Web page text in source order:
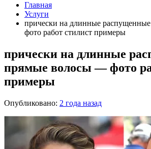
Главная
Услуги
прически на длинные
фото работ стилист примеры
прически на длинные
прямые волосы — фото
примеры
Опубликовано: 2 года назад